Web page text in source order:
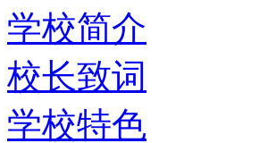
学校简介
校长致词
学校特色